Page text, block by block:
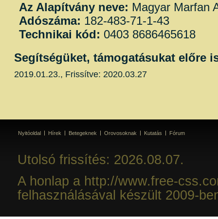
Az Alapítvány neve: Magyar Marfan
Adószáma: 182-483-71-1-43
Technikai kód: 0403 8686465618
Segítségüket, támogatásukat előre
2019.01.23., Frissítve: 2020.03.27
Nyitóoldal Hírek Betegeknek Orovosoknak Kutatás Fórum
Utolsó frissítés: 2026.08.07.
A honlap a http://www.free-
felhasználásával készült 2009-